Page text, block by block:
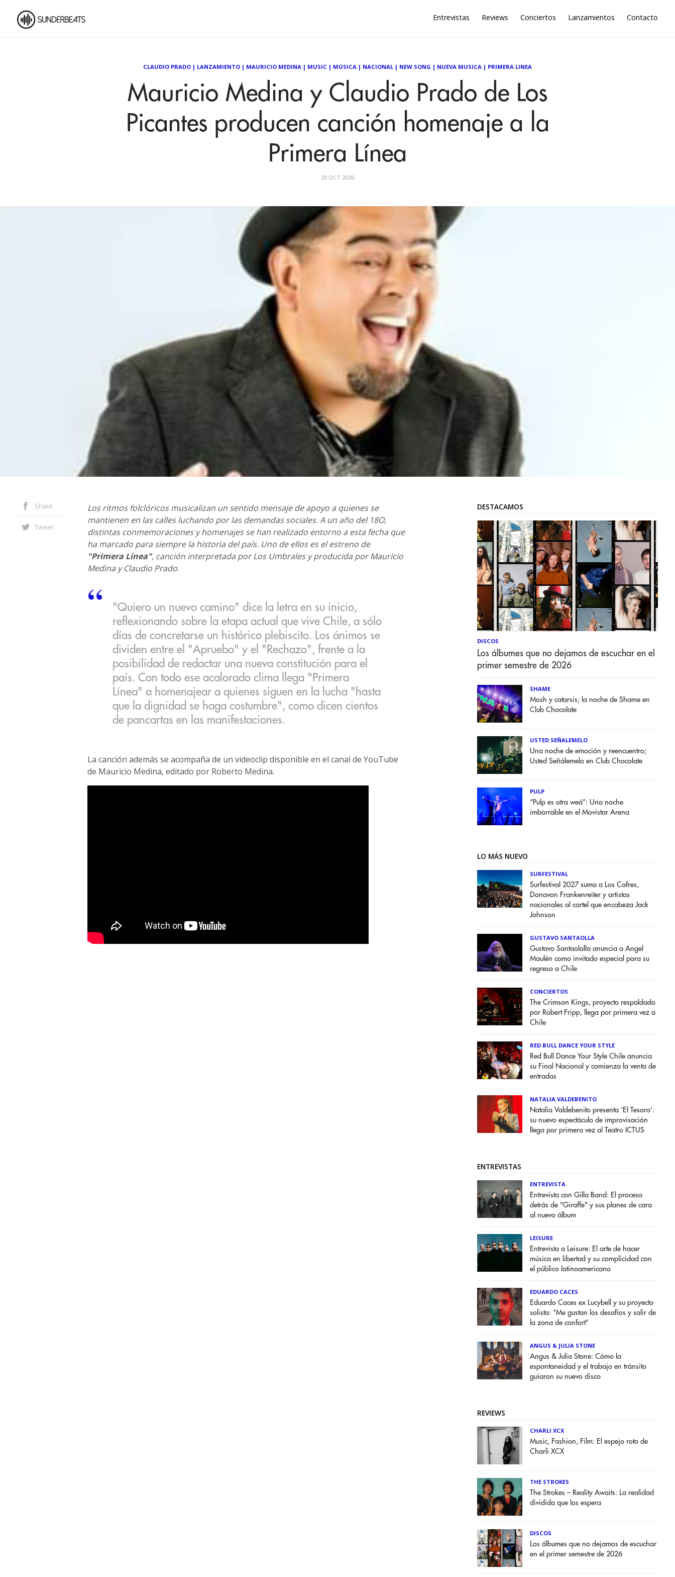
Entrevistas Reviews Conciertos Lanzamientos Contacto
CLAUDIO PRADO | LANZAMIENTO | MAURICIO MEDINA | MUSIC | MÚSICA | NACIONAL | NEW SONG | NUEVA MUSICA | PRIMERA LINEA
Mauricio Medina y Claudio Prado de Los
Picantes producen canción homenaje a la
Primera Línea
20 OCT 2020
Share
Tweet
Los ritmos folclóricos musicalizan un sentido mensaje de apoyo a quienes se
mantienen en las calles luchando por las demandas sociales. A un año del 18O,
distintas conmemoraciones y homenajes se han realizado entorno a esta fecha que
ha marcado para siempre la historia del país. Uno de ellos es el estreno de
"Primera Línea", canción interpretada por Los Umbrales y producida por Mauricio
Medina y Claudio Prado.
"Quiero un nuevo camino" dice la letra en su inicio,
reflexionando sobre la etapa actual que vive Chile, a sólo
días de concretarse un histórico plebiscito. Los ánimos se
dividen entre el "Apruebo" y el "Rechazo", frente a la
posibilidad de redactar una nueva constitución para el
país. Con todo ese acalorado clima llega "Primera
Línea" a homenajear a quienes siguen en la lucha "hasta
que la dignidad se haga costumbre", como dicen cientos
de pancartas en las manifestaciones.
La canción además se acompaña de un videoclip disponible en el canal de YouTube
de Mauricio Medina, editado por Roberto Medina.
DESTACAMOS
DISCOS
Los álbumes que no dejamos de escuchar en el
primer semestre de 2026
SHAME
Mosh y catarsis; la noche de Shame en
Club Chocolate
USTED SEÑALEMELO
Una noche de emoción y reencuentro;
Usted Señálemelo en Club Chocolate
PULP
“Pulp es otra weá”: Una noche
imborrable en el Movistar Arena
LO MÁS NUEVO
SURFESTIVAL
Surfestival 2027 suma a Los Cafres,
Donavon Frankenreiter y artistas
nacionales al cartel que encabeza Jack
Johnson
GUSTAVO SANTAOLLA
Gustavo Santaolalla anuncia a Angel
Maulén como invitado especial para su
regreso a Chile
CONCIERTOS
The Crimson Kings, proyecto respaldado
por Robert Fripp, llega por primera vez a
Chile
RED BULL DANCE YOUR STYLE
Red Bull Dance Your Style Chile anuncia
su Final Nacional y comienza la venta de
entradas
NATALIA VALDEBENITO
Natalia Valdebenito presenta ‘El Tesoro’:
su nuevo espectáculo de improvisación
llega por primera vez al Teatro ICTUS
ENTREVISTAS
ENTREVISTA
Entrevista con Gilla Band: El proceso
detrás de "Giraffe" y sus planes de cara
al nuevo álbum
LEISURE
Entrevista a Leisure: El arte de hacer
música en libertad y su complicidad con
el público latinoamericano
EDUARDO CACES
Eduardo Caces ex Lucybell y su proyecto
solista: “Me gustan los desafíos y salir de
la zona de confort”
ANGUS & JULIA STONE
Angus & Julia Stone: Cómo la
espontaneidad y el trabajo en tránsito
guiaron su nuevo disco
REVIEWS
CHARLI XCX
Music, Fashion, Film: El espejo roto de
Charli XCX
THE STROKES
The Strokes – Reality Awaits: La realidad
dividida que los espera
DISCOS
Los álbumes que no dejamos de escuchar
en el primer semestre de 2026